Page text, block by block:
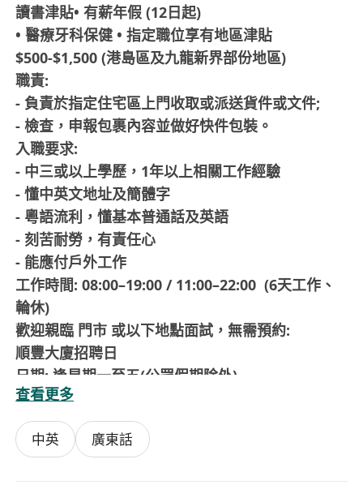
讀書津貼• 有薪年假 (12日起)
• 醫療牙科保健 • 指定職位享有地區津貼
$500-$1,500 (港島區及九龍新界部份地區)
職責:
- 負責於指定住宅區上門收取或派送貨件或文件;
- 檢查，申報包裹內容並做好快件包裝。
入職要求:
- 中三或以上學歷，1年以上相關工作經驗
- 懂中英文地址及簡體字
- 粵語流利，懂基本普通話及英語
- 刻苦耐勞，有責任心
- 能應付戶外工作
工作時間: 08:00–19:00 / 11:00–22:00 (6天工作、
輪休)
歡迎親臨 門市 或以下地點面試，無需預約:
順豐大廈招聘日
日期: 逢星期一至五(公眾假期除外)
時間: 09:00-11:30/ 13:30-17:30
地點: 青衣航運路36號亞洲物流中心順豐大廈10樓
(出電梯左邊玻璃門，使用訪客專用電話致電內線號
查看更多
中英 廣東話